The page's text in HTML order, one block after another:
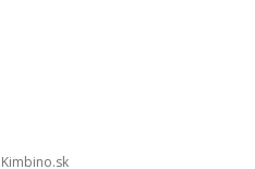
kimbino.sk